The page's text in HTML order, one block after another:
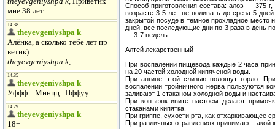
Способ приготовления состава: алоэ — 375
возрасте 3-5 лет не поливать до среза 5
закрытой посуде в темное прохладное
дней, все последующие дни по 3 раза в день
— 3-7 недель.
Алтей лекарственный
При воспалении пищевода каждые 2 часа
на 20 частей холодной кипяченой воды.
При ангине этой слизью полощут горло.
воспалении тройничного нерва пользуются
заливают 1 стаканом холодной воды и
При конъюнктивите настоем делают
стаканами кипятка.
При гриппе, сухости рта, как отхаркивающее
При различных отравлениях принимают такой